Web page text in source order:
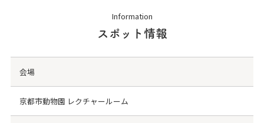
Information
スポット情報
会場
京都市動物園 レクチャールーム